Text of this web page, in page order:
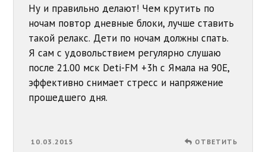
Ну и правильно делают! Чем крутить по
ночам повтор дневные блоки, лучше ставить
такой релакс. Дети по ночам должны спать.
Я сам с удовольствием регулярно слушаю
после 21.00 мск Deti-FM +3h с Ямала на 90Е,
эффективно снимает стресс и напряжение
прошедшего дня.
10.03.2015 ОТВЕТИТЬ